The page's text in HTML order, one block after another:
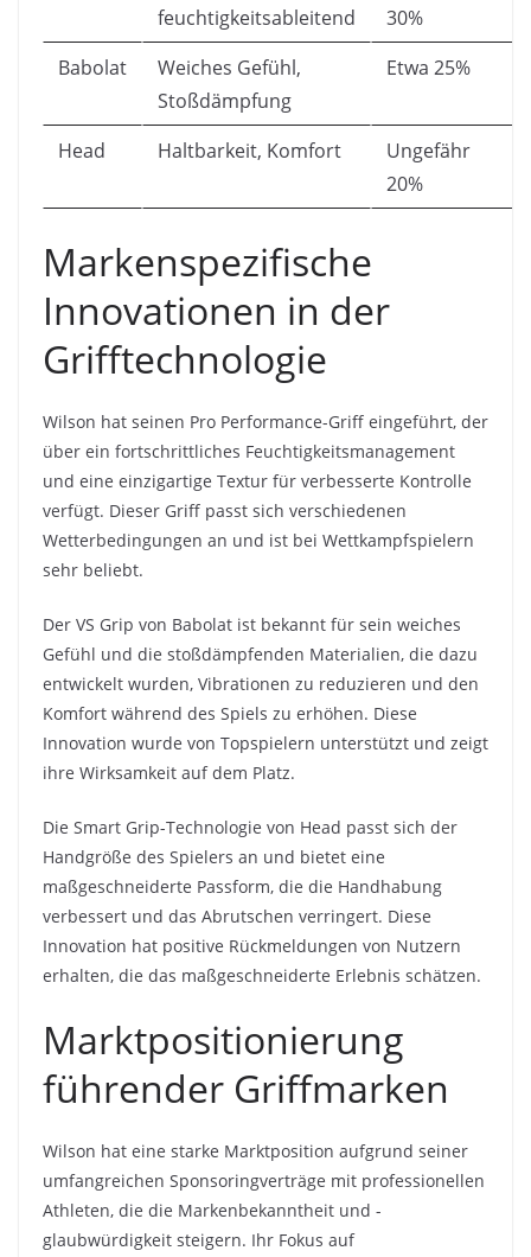
feuchtigkeitsableitend
30%
Babolat
Weiches Gefühl,
Stoßdämpfung
Etwa 25%
Head Haltbarkeit, Komfort
Ungefähr
20%
Markenspezifische
Innovationen in der
Grifftechnologie
Wilson hat seinen Pro Performance-Griff eingeführt, der
über ein fortschrittliches Feuchtigkeitsmanagement
und eine einzigartige Textur für verbesserte Kontrolle
verfügt. Dieser Griff passt sich verschiedenen
Wetterbedingungen an und ist bei Wettkampfspielern
sehr beliebt.
Der VS Grip von Babolat ist bekannt für sein weiches
Gefühl und die stoßdämpfenden Materialien, die dazu
entwickelt wurden, Vibrationen zu reduzieren und den
Komfort während des Spiels zu erhöhen. Diese
Innovation wurde von Topspielern unterstützt und zeigt
ihre Wirksamkeit auf dem Platz.
Die Smart Grip-Technologie von Head passt sich der
Handgröße des Spielers an und bietet eine
maßgeschneiderte Passform, die die Handhabung
verbessert und das Abrutschen verringert. Diese
Innovation hat positive Rückmeldungen von Nutzern
erhalten, die das maßgeschneiderte Erlebnis schätzen.
Marktpositionierung
führender Griffmarken
Wilson hat eine starke Marktposition aufgrund seiner
umfangreichen Sponsoringverträge mit professionellen
Athleten, die die Markenbekanntheit und -
glaubwürdigkeit steigern. Ihr Fokus auf